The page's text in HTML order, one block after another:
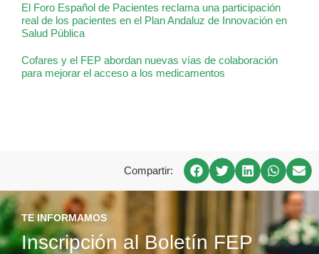
El Foro Español de Pacientes reclama una participación
real de los pacientes en el Plan Andaluz de Innovación en
Salud Pública
Cofares y el FEP abordan nuevas vías de colaboración
para mejorar el acceso a los medicamentos
Compartir:
TE INFORMAMOS
Inscripción al Boletín FEP